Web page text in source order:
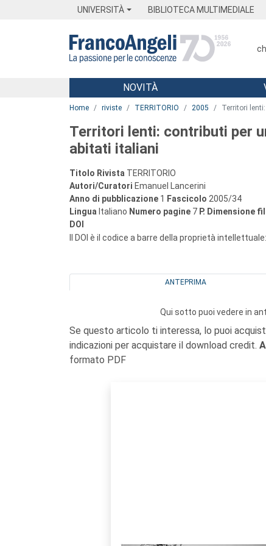
UNIVERSITÀ BIBLIOTECA MULTIMEDIALE
Menu
NOVITÀ
Home riviste TERRITORIO 2005 Territori
Territori lenti: contributi per
abitati italiani
Titolo Rivista TERRITORIO
Autori/Curatori Emanuel Lancerini
Anno di pubblicazione 1 Fascicolo 2005/34
Lingua Italiano Numero pagine 7 P. Dimensione
DOI
Il DOI è il codice a barre della proprietà
ANTEPRIMA
Qui sotto puoi vedere in
Se questo articolo ti interessa, lo puoi
indicazioni per acquistare il download credit.
formato PDF